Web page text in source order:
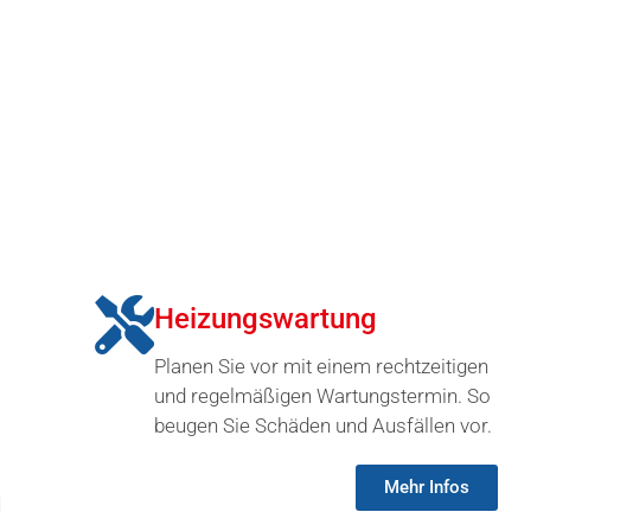
Heizungswartung
Planen Sie vor mit einem rechtzeitigen
und regelmäßigen Wartungstermin. So
beugen Sie Schäden und Ausfällen vor.
Mehr Infos